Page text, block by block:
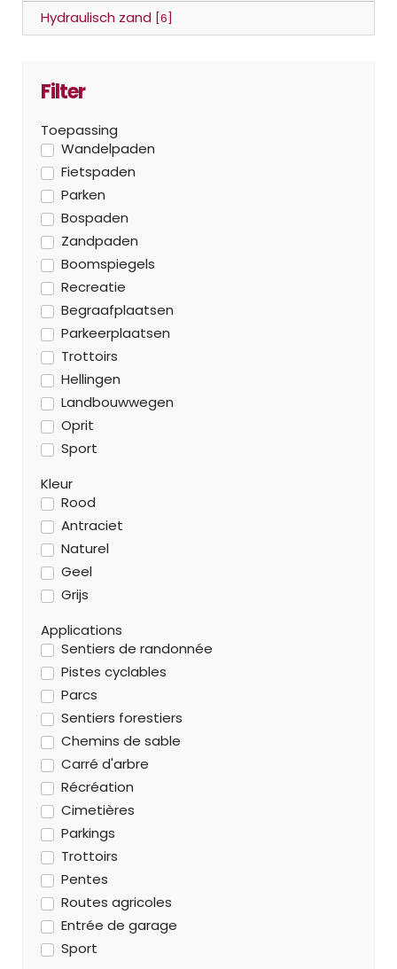
Hydraulisch zand [6]
Filter
Toepassing
Wandelpaden
Fietspaden
Parken
Bospaden
Zandpaden
Boomspiegels
Recreatie
Begraafplaatsen
Parkeerplaatsen
Trottoirs
Hellingen
Landbouwwegen
Oprit
Sport
Kleur
Rood
Antraciet
Naturel
Geel
Grijs
Applications
Sentiers de randonnée
Pistes cyclables
Parcs
Sentiers forestiers
Chemins de sable
Carré d'arbre
Récréation
Cimetières
Parkings
Trottoirs
Pentes
Routes agricoles
Entrée de garage
Sport